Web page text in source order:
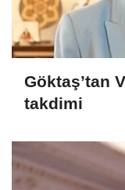
Göktaş’tan
takdimi